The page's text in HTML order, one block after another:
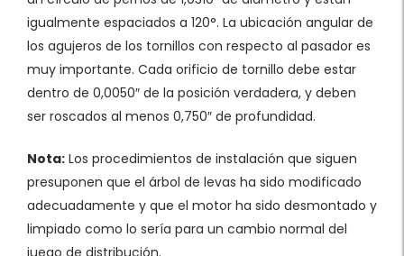
igualmente espaciados a 120°. La ubicación angular de
los agujeros de los tornillos con respecto al pasador es
muy importante. Cada orificio de tornillo debe estar
dentro de 0,0050″ de la posición verdadera, y deben
ser roscados al menos 0,750″ de profundidad.
Nota: Los procedimientos de instalación que siguen
presuponen que el árbol de levas ha sido modificado
adecuadamente y que el motor ha sido desmontado y
limpiado como lo sería para un cambio normal del